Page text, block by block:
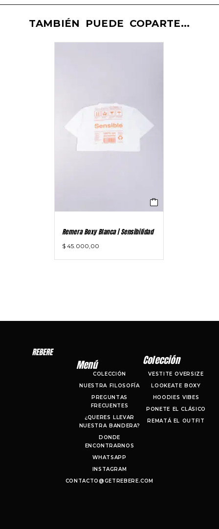
TAMBIÉN PUEDE COPARTE...
Remera Boxy Blanca | Sensibilidad
$ 45.000,00
Menú
COLECCIÓN
NUESTRA FILOSOFÍA
PREGUNTAS
FRECUENTES
¿QUERES LLEVAR
NUESTRA BANDERA?
DONDE
ENCONTRARNOS
WHATSAPP
INSTAGRAM
CONTACTO@GETREBERE.COM
Colección
VESTITE OVERSIZE
LOOKEATE BOXY
HOODIES VIBES
PONETE EL CLÁSICO
REMATÁ EL OUTFIT